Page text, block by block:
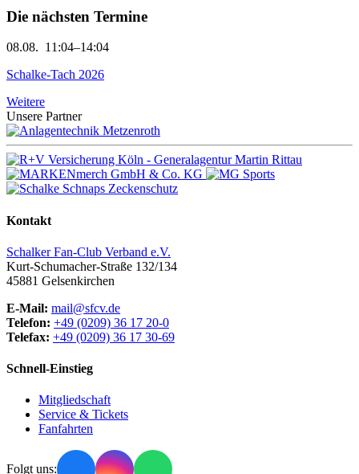
Die nächsten Termine
08.08. 11:04–14:04
Schalke-Tach 2026
Weitere
Unsere Partner
Kontakt
Schalker Fan-Club Verband e.V.
Kurt-Schumacher-Straße 132/134
45881 Gelsenkirchen
E-Mail: mail@sfcv.de
Telefon: +49 (0209) 36 17 20-0
Telefax: +49 (0209) 36 17 30-69
Schnell-Einstieg
Mitgliedschaft
Service & Tickets
Fanfahrten
Folgt uns: